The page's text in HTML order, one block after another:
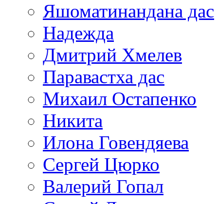
Яшоматинандана дас
Надежда
Дмитрий Хмелев
Паравастха дас
Михаил Остапенко
Никита
Илона Говендяева
Сергей Цюрко
Валерий Гопал